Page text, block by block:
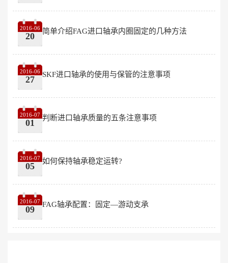
2016-06
20
简单介绍FAG进口轴承内圈固定的几种方法
2016-06
27
SKF进口轴承的使用与保管的注意事项
2016-07
01
判断进口轴承质量的五条注意事项
2016-07
05
如何保持轴承稳定运转?
2016-07
09
FAG轴承配置：固定—游动支承